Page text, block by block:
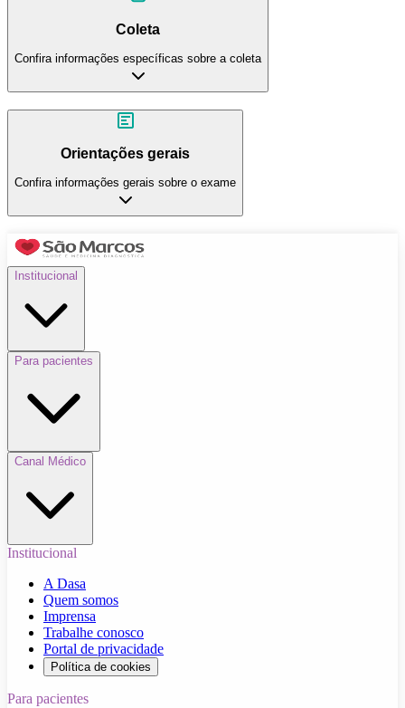
Coleta
Confira informações específicas sobre a coleta
Orientações gerais
Confira informações gerais sobre o exame
Institucional
Para pacientes
Canal Médico
Institucional
A Dasa
Quem somos
Imprensa
Trabalhe conosco
Portal de privacidade
Política de cookies
Para pacientes